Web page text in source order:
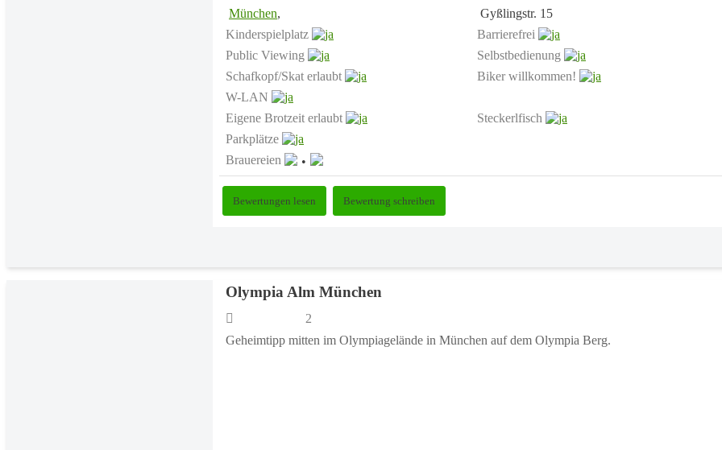
München,
Gyßlingstr. 15
Kinderspielplatz
Barrierefrei
Public Viewing
Selbstbedienung
Schafkopf/Skat erlaubt
Biker willkommen!
W-LAN
Eigene Brotzeit erlaubt
Steckerlfisch
Parkplätze
Brauereien
Bewertungen lesen Bewertung schreiben
Olympia Alm München
2
Geheimtipp mitten im Olympiagelände in München auf dem Olympia Berg.